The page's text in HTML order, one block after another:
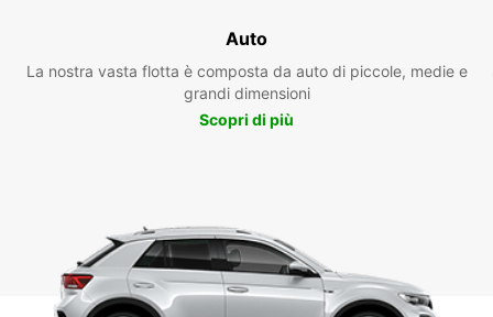
Auto
La nostra vasta flotta è composta da auto di piccole, medie e
grandi dimensioni
Scopri di più